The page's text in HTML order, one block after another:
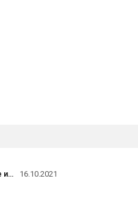
Лекарство или яд: самые интересные исследования про алкоголь
16.10.2021